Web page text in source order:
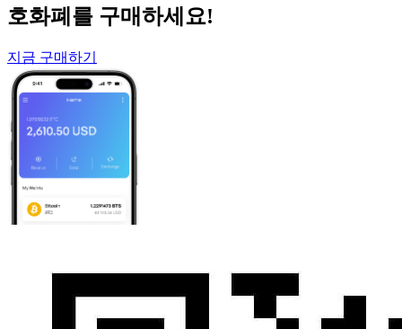
호화폐를 구매하세요!
지금 구매하기